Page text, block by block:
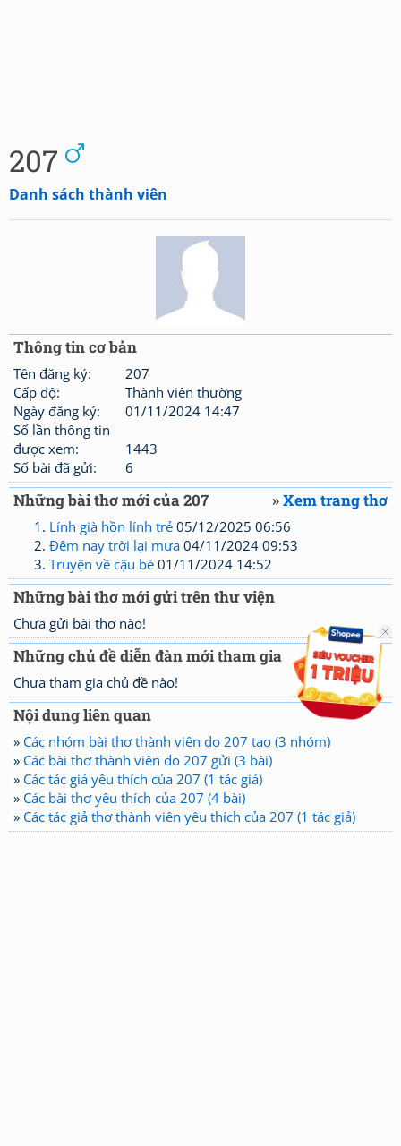
207
Danh sách thành viên
Thông tin cơ bản
Tên đăng ký:
207
Cấp độ:
Thành viên thường
Ngày đăng ký:
01/11/2024 14:47
Số lần thông tin
được xem:
1443
Số bài đã gửi:
6
Những bài thơ mới của 207 »Xem trang thơ
Lính già hồn lính trẻ 05/12/2025 06:56
Đêm nay trời lại mưa 04/11/2024 09:53
Truyện về cậu bé 01/11/2024 14:52
Những bài thơ mới gửi trên thư viện
Chưa gửi bài thơ nào!
Những chủ đề diễn đàn mới tham gia
Chưa tham gia chủ đề nào!
Nội dung liên quan
» Các nhóm bài thơ thành viên do 207 tạo (3 nhóm)
» Các bài thơ thành viên do 207 gửi (3 bài)
» Các tác giả yêu thích của 207 (1 tác giả)
» Các bài thơ yêu thích của 207 (4 bài)
» Các tác giả thơ thành viên yêu thích của 207 (1 tác giả)